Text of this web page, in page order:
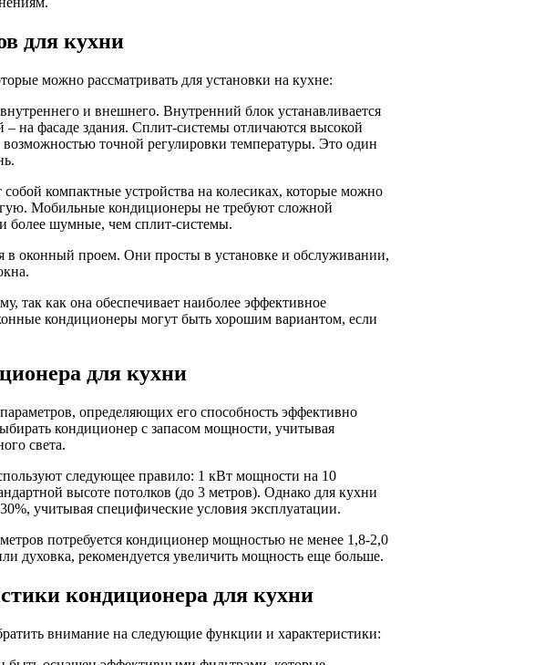
для кухни
можно рассматривать для установки на кухне:
и внешнего. Внутренний блок устанавливается
на фасаде здания. Сплит-системы отличаются высокой
точной регулировки температуры. Это один
компактные устройства на колесиках, которые можно
Мобильные кондиционеры не требуют сложной
более шумные, чем сплит-системы.
оконный проем. Они просты в установке и обслуживании,
так как она обеспечивает наиболее эффективное
кондиционеры могут быть хорошим вариантом, если
для кухни
определяющих его способность эффективно
кондиционер с запасом мощности, учитывая
света.
следующее правило: 1 кВт мощности на 10
высоте потолков (до 3 метров). Однако для кухни
учитывая специфические условия эксплуатации.
потребуется кондиционер мощностью не менее 1,8-2,0
духовка, рекомендуется увеличить мощность еще больше.
кондиционера для кухни
внимание на следующие функции и характеристики: